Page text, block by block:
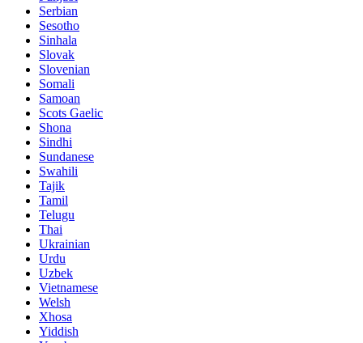
Serbian
Sesotho
Sinhala
Slovak
Slovenian
Somali
Samoan
Scots Gaelic
Shona
Sindhi
Sundanese
Swahili
Tajik
Tamil
Telugu
Thai
Ukrainian
Urdu
Uzbek
Vietnamese
Welsh
Xhosa
Yiddish